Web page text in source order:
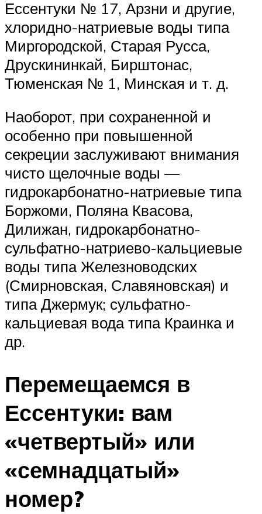
Ессентуки № 17, Арзни и другие,
хлоридно-натриевые воды типа
Миргородской, Старая Русса,
Друскининкай, Бирштонас,
Тюменская № 1, Минская и т. д.
Наоборот, при сохраненной и
особенно при повышенной
секреции заслуживают внимания
чисто щелочные воды —
гидрокарбонатно-натриевые типа
Боржоми, Поляна Квасова,
Дилижан, гидрокарбонатно-
сульфатно-натриево-кальциевые
воды типа Железноводских
(Смирновская, Славяновская) и
типа Джермук; сульфатно-
кальциевая вода типа Краинка и
др.
Перемещаемся в
Ессентуки: вам
«четвертый» или
«семнадцатый»
номер?